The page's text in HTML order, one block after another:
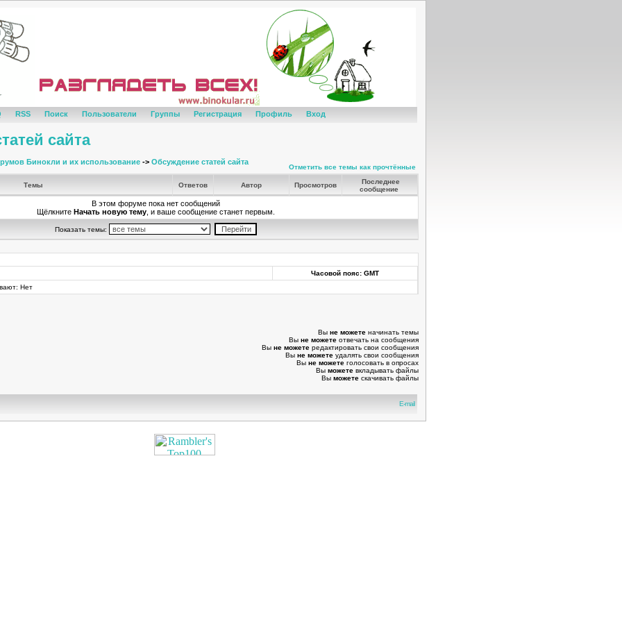
RSS Поиск Пользователи Группы Регистрация Профиль Вход
сайта
Бинокли и их использование -> Обсуждение статей сайта
Отметить все темы как прочтённые
Темы Ответов Автор Просмотров
Последнее
сообщение
В этом форуме пока нет сообщений
Щёлкните Начать новую тему, и ваше сообщение станет первым.
Показать темы:
Часовой пояс: GMT
Нет
Вы не можете начинать темы
Вы не можете отвечать на сообщения
Вы не можете редактировать свои сообщения
Вы не можете удалять свои сообщения
Вы не можете голосовать в опросах
Вы можете вкладывать файлы
Вы можете скачивать файлы
E-mail